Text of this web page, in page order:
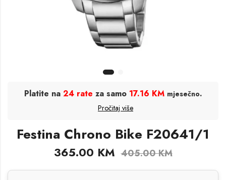
Platite na 24 rate za samo 17.16 KM mjesečno.
Pročitaj više
Festina Chrono Bike F20641/1
365.00 KM 405.00KM